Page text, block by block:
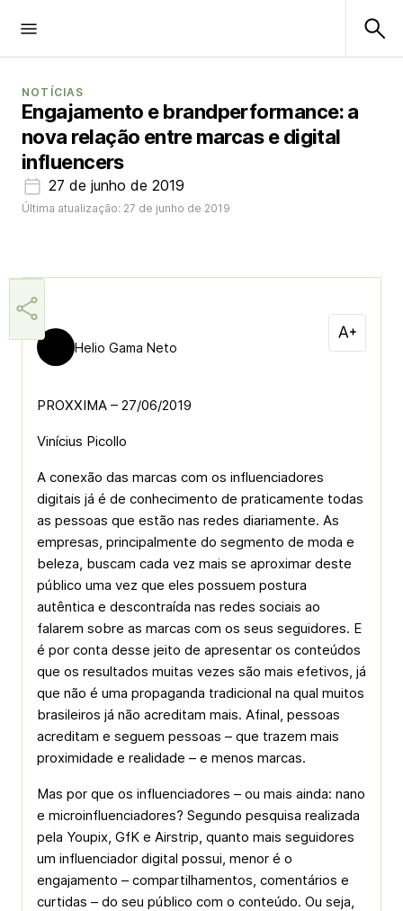
NOTÍCIAS
Engajamento e brandperformance: a
nova relação entre marcas e digital
influencers
27 de junho de 2019
Última atualização: 27 de junho de 2019
Helio Gama Neto
PROXXIMA – 27/06/2019
Vinícius Picollo
A conexão das marcas com os influenciadores
digitais já é de conhecimento de praticamente todas
as pessoas que estão nas redes diariamente. As
empresas, principalmente do segmento de moda e
beleza, buscam cada vez mais se aproximar deste
público uma vez que eles possuem postura
autêntica e descontraída nas redes sociais ao
falarem sobre as marcas com os seus seguidores. E
é por conta desse jeito de apresentar os conteúdos
que os resultados muitas vezes são mais efetivos, já
que não é uma propaganda tradicional na qual muitos
brasileiros já não acreditam mais. Afinal, pessoas
acreditam e seguem pessoas – que trazem mais
proximidade e realidade – e menos marcas.
Mas por que os influenciadores – ou mais ainda: nano
e microinfluenciadores? Segundo pesquisa realizada
pela Youpix, GfK e Airstrip, quanto mais seguidores
um influenciador digital possui, menor é o
engajamento – compartilhamentos, comentários e
curtidas – do seu público com o conteúdo. Ou seja,